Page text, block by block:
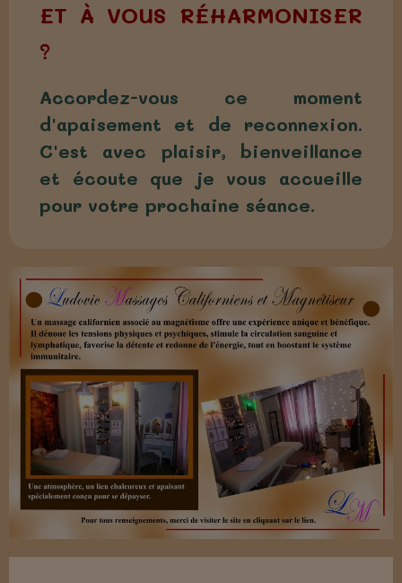
ET À VOUS RÉHARMONISER
?
Accordez-vous ce moment
d'apaisement et de reconnexion.
C'est avec plaisir, bienveillance
et écoute que je vous accueille
pour votre prochaine séance.